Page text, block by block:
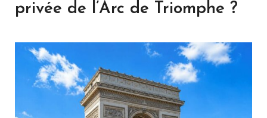
privée de l’Arc de Triomphe ?